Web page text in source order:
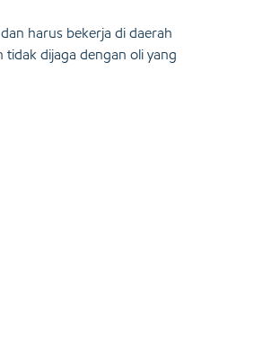
harus bekerja di daerah
tidak dijaga dengan oli yang